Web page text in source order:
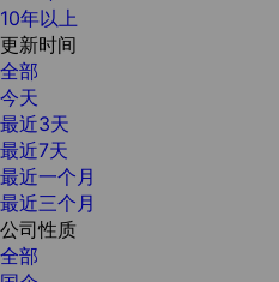
10年以上
更新时间
全部
今天
最近3天
最近7天
最近一个月
最近三个月
公司性质
全部